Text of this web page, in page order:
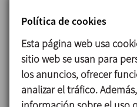
Principio de
que crea elagitador
incorporados hacia el
El rotor transforma el
producto en una
Política de cookies
Esta página web usa
sitio web se usan para
los anuncios, ofrecer
analizar el tráfico.